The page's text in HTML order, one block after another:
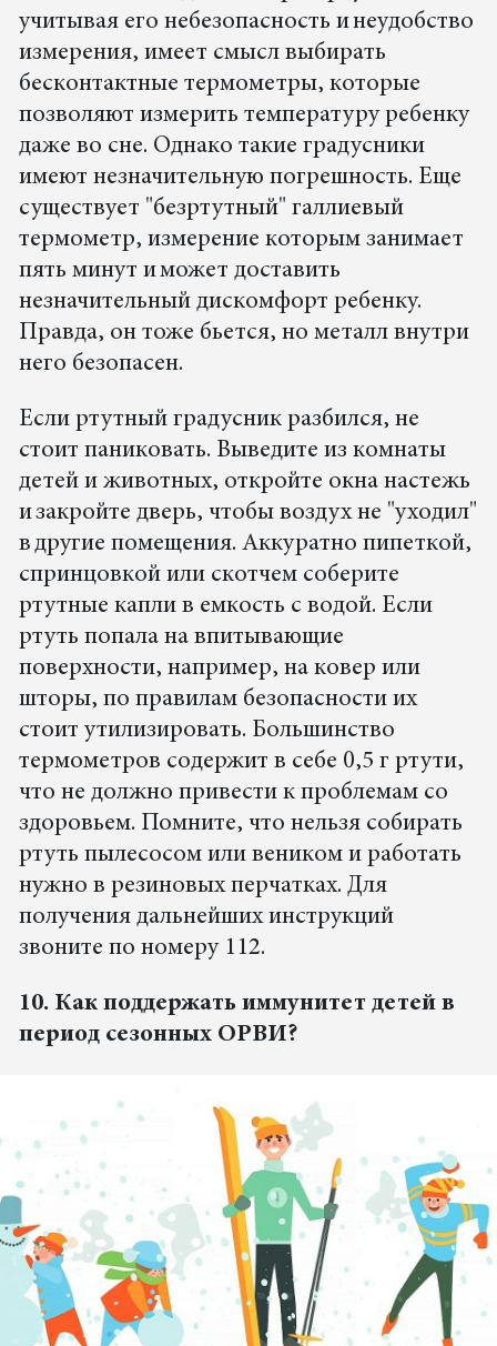
учитывая его небезопасность и неудобство
измерения, имеет смысл выбирать
бесконтактные термометры, которые
позволяют измерить температуру ребенку
даже во сне. Однако такие градусники
имеют незначительную погрешность. Еще
существует "безртутный" галлиевый
термометр, измерение которым занимает
пять минут и может доставить
незначительный дискомфорт ребенку.
Правда, он тоже бьется, но металл внутри
него безопасен.
Если ртутный градусник разбился, не
стоит паниковать. Выведите из комнаты
детей и животных, откройте окна настежь
и закройте дверь, чтобы воздух не "уходил"
в другие помещения. Аккуратно пипеткой,
спринцовкой или скотчем соберите
ртутные капли в емкость с водой. Если
ртуть попала на впитывающие
поверхности, например, на ковер или
шторы, по правилам безопасности их
стоит утилизировать. Большинство
термометров содержит в себе 0,5 г ртути,
что не должно привести к проблемам со
здоровьем. Помните, что нельзя собирать
ртуть пылесосом или веником и работать
нужно в резиновых перчатках. Для
получения дальнейших инструкций
звоните по номеру 112.
10. Как поддержать иммунитет детей в
период сезонных ОРВИ?